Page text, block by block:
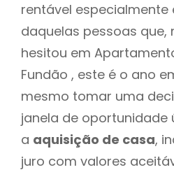
rentável especialmente
daquelas pessoas que,
hesitou em
Fundão , este é o ano
mesmo tomar uma
janela de oportunidade
a aquisição de casa,
juro com valores